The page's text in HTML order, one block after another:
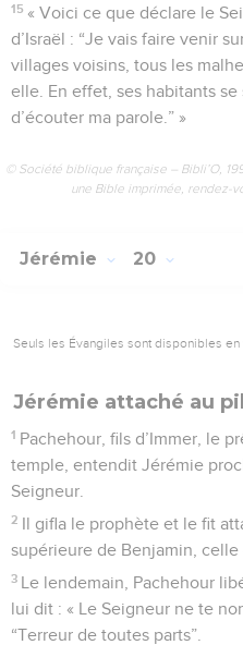
15 « Voici ce que déclare le
d’Israël : “Je vais faire venir
villages voisins, tous les
elle. En effet, ses habitants
d’écouter ma parole.” »
© Société biblique française – Bibli’O,
une Bible imprimée, rendez-
Jérémie 20
Seuls les Évangiles sont disponibles en
Jérémie attaché au
1 Pachehour, fils d’Immer, le
temple, entendit Jérémie
Seigneur.
2 Il gifla le prophète et le fit
supérieure de Benjamin,
3 Le lendemain, Pachehour
lui dit : « Le Seigneur ne te
“Terreur de toutes parts”.